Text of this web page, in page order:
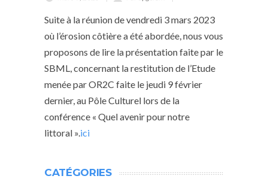
Suite à la réunion de vendredi 3 mars 2023
où l’érosion côtière a été abordée, nous vous
proposons de lire la présentation faite par le
SBML, concernant la restitution de l’Etude
menée par OR2C faite le jeudi 9 février
dernier, au Pôle Culturel lors de la
conférence « Quel avenir pour notre
littoral ».ici
CATÉGORIES